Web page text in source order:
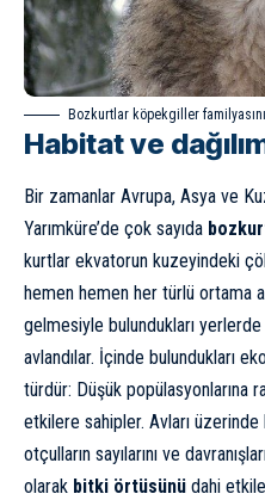
Bozkurtlar köpekgiller
Habitat ve
Bir zamanlar Avrupa, Asya ve
Yarımküre’de çok sayıda
kurtlar ekvatorun kuzeyindeki
hemen hemen her türlü ortama
gelmesiyle bulundukları
avlandılar. İçinde bulundukları
türdür: Düşük popülasyonlarına
etkilere sahipler. Avları
otçulların sayılarını ve
olarak bitki örtüsünü dahi